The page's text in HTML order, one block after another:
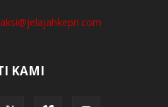
KAMI